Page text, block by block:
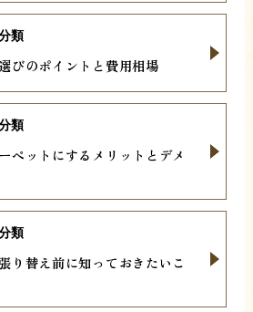
びのポイントと費用相場
類
ペットにするメリットとデメ
類
り替え前に知っておきたいこ
類